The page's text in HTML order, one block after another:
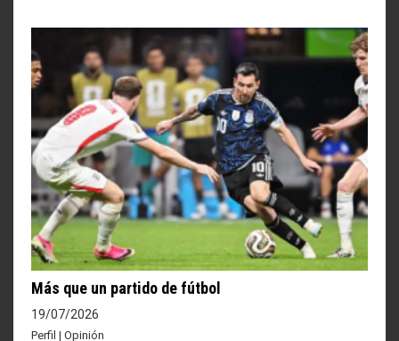
Más que un partido de fútbol
19/07/2026
Perfil | Opinión